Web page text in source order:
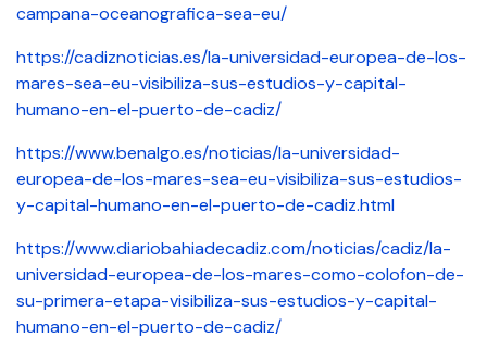
campana-oceanografica-sea-eu/
https://cadiznoticias.es/la-universidad-europea-de-los-
mares-sea-eu-visibiliza-sus-estudios-y-capital-
humano-en-el-puerto-de-cadiz/
https://www.benalgo.es/noticias/la-universidad-
europea-de-los-mares-sea-eu-visibiliza-sus-estudios-
y-capital-humano-en-el-puerto-de-cadiz.html
https://www.diariobahiadecadiz.com/noticias/cadiz/la-
universidad-europea-de-los-mares-como-colofon-de-
su-primera-etapa-visibiliza-sus-estudios-y-capital-
humano-en-el-puerto-de-cadiz/